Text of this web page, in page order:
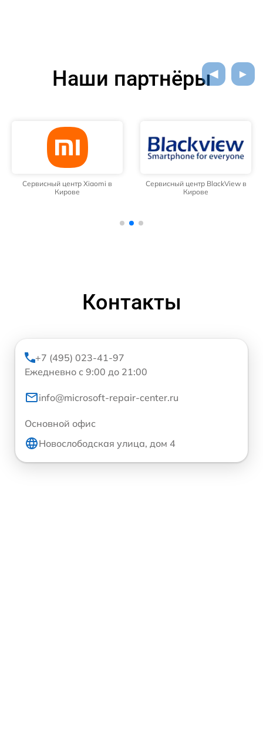
Наши партнёры
Сервисный центр Xiaomi в
Кирове
Сервисный центр BlackView в
Кирове
Контакты
+7 (495) 023-41-97
Ежедневно с 9:00 до 21:00
info@microsoft-repair-center.ru
Основной офис
Новослободская улица, дом 4